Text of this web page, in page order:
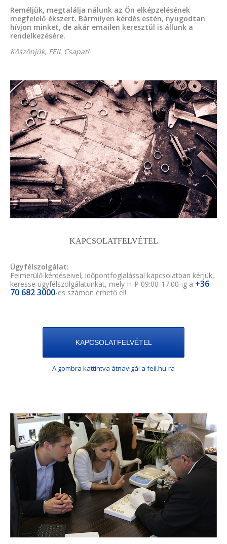
Reméljük, megtalálja nálunk az Ön elképzelésének
megfelelő ékszert. Bármilyen kérdés estén, nyugodtan
hívjon minket, de akár emailen keresztül is állunk a
rendelkezésére.
Köszönjük, FEIL Csapat!
KAPCSOLATFELVÉTEL
Ügyfélszolgálat:
Felmerülő kérdéseivel, időpontfoglalással kapcsolatban kérjük,
keresse ügyfélszolgálatunkat, mely H-P 09:00-17:00-ig a +36
70 682 3000-es számon érhető el!
KAPCSOLATFELVÉTEL
A gombra kattintva átnavigál a feil.hu-ra